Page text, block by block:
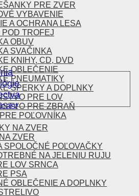
PRE ZVER
VYBAVENIE
A OCHRANA LESA
POD TROFEJ
OBUV
SVAČINKA
KNIHY, CD, DVD
OBLEČENIE
PNEUMATIKY
ŠPERKY A DOPLNKY
PRE LOV
PRE ZBRAŇ
POĽOVNÍKA
NA ZVER
ZVER
SPOLOČNÉ POĽOVAČKY
NA JELENIU RUJU
LOV SRNCA
PSA
OBLEČENIE A DOPLNKY